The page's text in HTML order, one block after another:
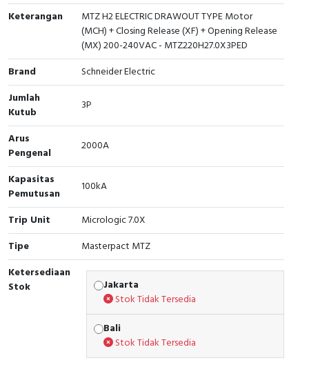
Accessories
Exlhoist / Wireless Crane Controller
Cable Operated Switch
Signalling Columns
Safety Sensors
Pressure Switch
Ultrasonic & Rotary Encoder
Limit Switch
Inductive Sensors
Photoelectric
Accessories Elektrikal
Panel Box
Keterangan
MTZ H2 ELECTRIC DRAWOUT TYPE Motor
(MCH) + Closing Release (XF) + Opening Release
(MX) 200-240VAC - MTZ220H27.0X3PED
Brand
Schneider Electric
Jumlah
Kutub
3P
Arus
Pengenal
2000A
Kapasitas
Pemutusan
100kA
Trip Unit
Micrologic 7.0X
Tipe
Masterpact MTZ
Ketersediaan
Stok
Jakarta
Stok Tidak Tersedia
Bali
Stok Tidak Tersedia